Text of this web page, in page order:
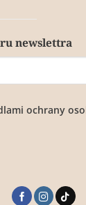
newslettra
ochrany